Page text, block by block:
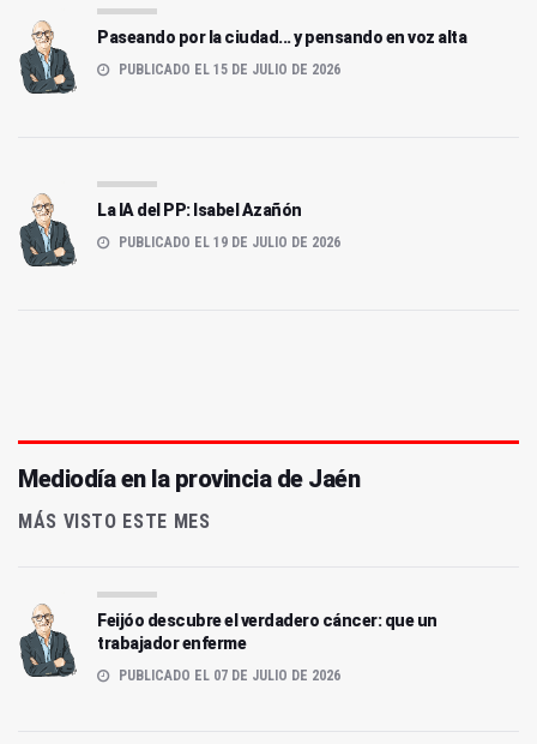
Paseando por la ciudad... y pensando en voz alta
PUBLICADO EL 15 DE JULIO DE 2026
La IA del PP: Isabel Azañón
PUBLICADO EL 19 DE JULIO DE 2026
Mediodía en la provincia de Jaén
MÁS VISTO ESTE MES
Feijóo descubre el verdadero cáncer: que un
trabajador enferme
PUBLICADO EL 07 DE JULIO DE 2026